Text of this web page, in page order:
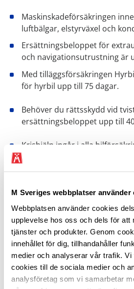
M Sveriges webbplatser använder
Webbplatsen använder cookies
upplevelse hos oss och dels för att
tjänster och produkter. Genom
innehållet för dig, tillhandahåller
medier och analyserar vår trafik.
cookies till de sociala medier och
analysföretag som vi samarbetar
Maskinskadeförsäkringen
luftbälgar, elstyrväxel och
Ersättningsbeloppet för
och navigationsutrustning är
Med tilläggsförsäkringen
för hyrbil upp till 75 dagar.
Behöver du rättsskydd vid
ersättningsbeloppet upp till
Krishjälp ingår i alla
Möjlighet att lägga till vårt
Hyrbil med ersättningsbil upp
Trafikolycksfall för alla i bilen.
Självriskreducering vid
och parkeringsskada.